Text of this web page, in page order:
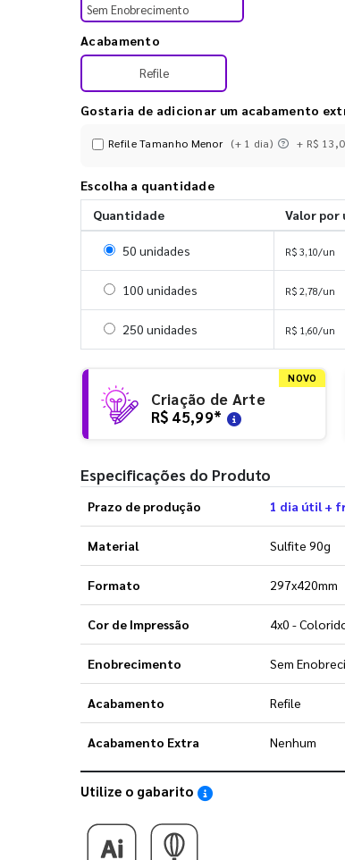
Sem Enobrecimento
Acabamento
Refile
Gostaria de adicionar um acabamento
Refile Tamanho Menor (+ 1 dia) + R$
Escolha a quantidade
Quantidade
Valor por
Selecionar 50 unidades
50 unidades R$ 3,10/un
Selecionar 100 unidades
100 unidades R$ 2,78/un
Selecionar 250 unidades
250 unidades R$ 1,60/un
NOVO
Criação de Arte
R$ 45,99*
Especificações do Produto
Prazo de produção 1 dia útil +
Material Sulfite 90g
Formato 297x420mm
Cor de Impressão 4x0 -
Enobrecimento Sem
Acabamento Refile
Acabamento Extra Nenhum
Utilize o gabarito Saiba como utilizar os